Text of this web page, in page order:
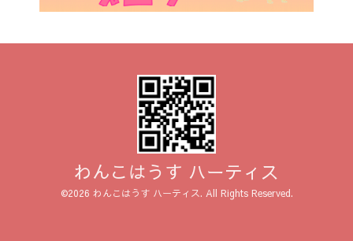
わんこはうす ハーティス
©2026 わんこはうす ハーティス. All Rights Reserved.